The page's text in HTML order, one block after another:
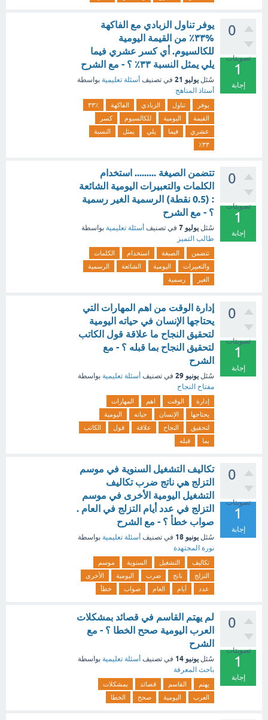
0
تصويتات
1
إجابة
يوفر تناول الزبادي مع الفاكهة
%۳۳٪ من القيمة اليومية
للكالسيوم. أي كسر عشري فيما
يلي يمثل النسبة ٣٣٪ ؟ - مع الشرح
سُئل يوليو 21 في تصنيف أسئلة تعليمية بواسطة
أستاذ المناهج
يوفر تناول الزبادي الفاكهة
۳۳٪
القيمة
اليومية للكالسيوم
كسر
عشري
فيما يلي يمثل
النسبة
٣٣٪
0
تصويتات
1
إجابة
تتضمن الصيغة ......... استخدام
الكلمات والتعبيرات اليومية الشائعة
: (0.5 نقطة) الرسمية الغير رسمية
؟ - مع الشرح
سُئل يوليو 7 في تصنيف أسئلة تعليمية بواسطة
طالب التميز
تتضمن الصيغة استخدام
الكلمات
والتعبيرات
اليومية الشائعة
الرسمية
الغير
رسمية
0
تصويتات
1
إجابة
إدارة الوقت من اهم المهارات التي
يحتاجها الإنسان في حياته اليومية
لتحقيق النجاح ما علاقة قول الكاتب
لتحقيق النجاح بما قبله ؟ - مع
الشرح
سُئل يونيو 29 في تصنيف أسئلة تعليمية بواسطة
مفتاح النجاح
إدارة الوقت اهم
المهارات
يحتاجها
الإنسان حياته
اليومية
لتحقيق
النجاح علاقة قول
الكاتب
بما
قبله
0
تصويتات
1
إجابة
تكاليف التشغيل السنوية في موسم
التزلج هي ناتج ضرب تكاليف
التشغيل اليومية الأخرى في موسم
التزلج في عدد أيام التزلج في العام .
صواب خطأ ؟ - مع الشرح
سُئل يونيو 18 في تصنيف أسئلة تعليمية بواسطة
نورة المجتهدة
تكاليف التشغيل السنوية
موسم
التزلج
ناتج ضرب اليومية
الأخرى
عدد
أيام العام صواب خطأ
0
تصويتات
1
إجابة
لم يهتم القاسم في قصائد بمشكلات
العرب اليومية صحح الخطا ؟ - مع
الشرح
سُئل يونيو 14 في تصنيف أسئلة تعليمية بواسطة
باحث المعرفة
يهتم القاسم قصائد
بمشكلات
العرب
اليومية صحح الخطا